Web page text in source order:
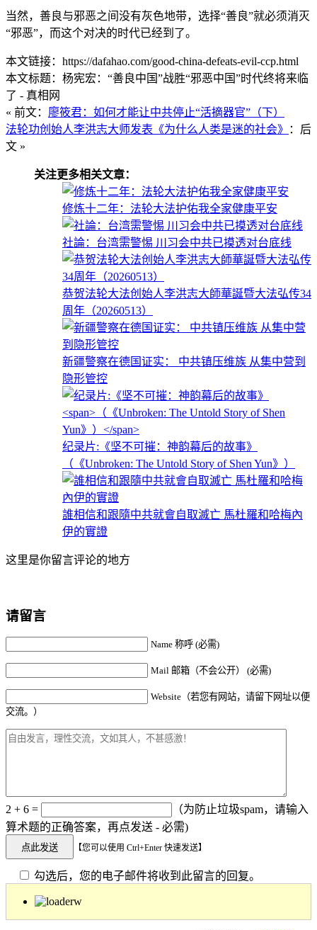
当然，善良与邪恶之间没有灰色地带，选择“善良”就必须消灭
“邪恶”，而这个对决的时代已经到了。
本文链接：https://dafahao.com/good-china-defeats-evil-ccp.html
本文标题：杨宪宏：“善良中国”战胜“邪恶中国”时代终将来临
了 - 真相网
« 前文： 廖筱君：如何才能让中共停止“活摘器官”（下）
法轮功创始人李洪志大师发表《为什么人类是迷的社会》
：后
文 »
关注更多相关文章：
修炼十二年：法轮大法护佑我全家健康平安
社論：台湾需警惕 川习会中共已摸透对台底线
恭贺法轮大法创始人李洪志大師華誕暨大法弘传34
周年（20260513）
新疆警察在德国证实： 中共镇压维族 从集中营到
隐形管控
纪录片:《坚不可摧：神韵幕后的故事》
（《Unbroken: The Untold Story of Shen Yun》）
誰相信和跟隨中共就會自取滅亡 馬杜羅和哈梅內
伊的實證
这里是你留言评论的地方
请留言
Name 称呼 (必需)
Mail 邮箱（不会公开） (必需)
Website（若您有网站，请留下网址以便
交流。）
2 + 6 =
（为防止垃圾spam，请输入
算术题的正确答案，再点发送 - 必需)
【您可以使用 Ctrl+Enter 快速发送】
勾选后，您的电子邮件将收到此留言的回复。